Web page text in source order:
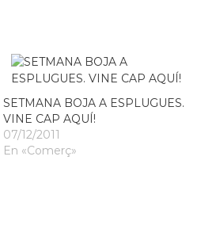
SETMANA BOJA A ESPLUGUES.
VINE CAP AQUÍ!
07/12/2011
En «Comerç»